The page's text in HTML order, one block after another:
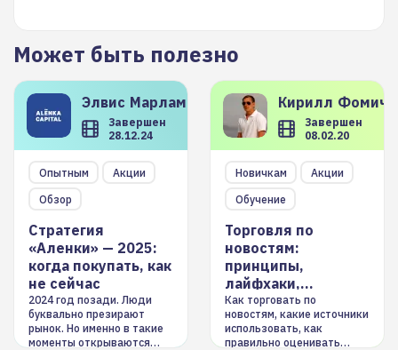
Может быть полезно
Элвис Марламов
Завершен
28.12.24
Опытным
Акции
Обзор
Стратегия
«Аленки» — 2025:
когда покупать, как
не сейчас
2024 год позади. Люди
буквально презирают
рынок. Но именно в такие
моменты открываются
Кирилл
Завершен
08.02.20
Новичкам
Акции
Обучение
Торговля по
новостям:
принципы,
лайфхаки,
инструменты
Как торговать по
новостям, какие источники
использовать, как
правильно оценивать